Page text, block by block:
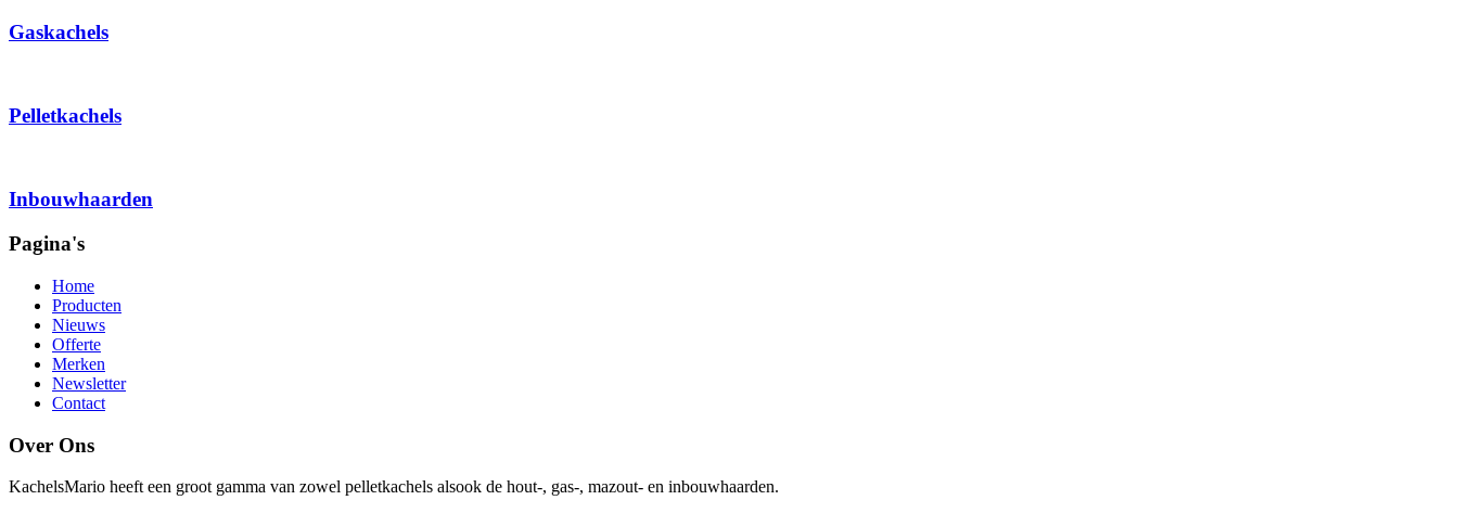
Gaskachels
Pelletkachels
Inbouwhaarden
Pagina's
Home
Producten
Nieuws
Offerte
Merken
Newsletter
Contact
Over Ons
KachelsMario heeft een groot gamma van zowel pelletkachels alsook de hout-, gas-, mazout- en inbouwhaarden.